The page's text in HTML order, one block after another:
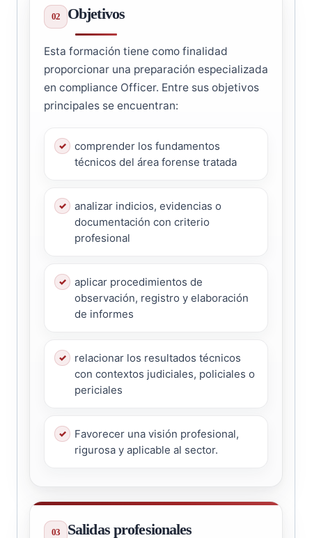
Objetivos
Esta formación tiene como finalidad
proporcionar una preparación especializada
en compliance Officer. Entre sus objetivos
principales se encuentran:
comprender los fundamentos
técnicos del área forense tratada
analizar indicios, evidencias o
documentación con criterio
profesional
aplicar procedimientos de
observación, registro y elaboración
de informes
relacionar los resultados técnicos
con contextos judiciales, policiales o
periciales
Favorecer una visión profesional,
rigurosa y aplicable al sector.
Salidas profesionales